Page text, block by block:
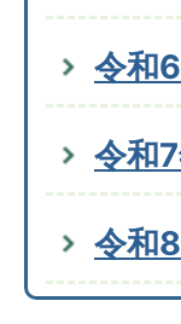
令和
令和
令和